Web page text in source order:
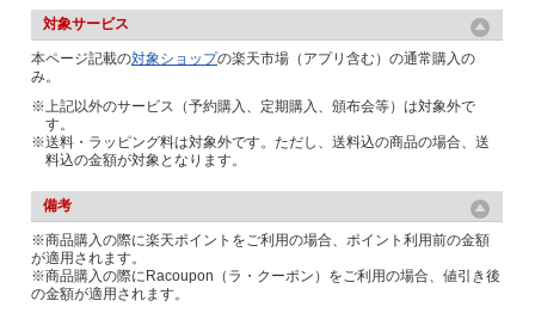
対象サービス
本ページ記載の対象ショップの楽天市場（アプリ含む）の通常購入の
み。
※上記以外のサービス（予約購入、定期購入、頒布会等）は対象外で
す。
※送料・ラッピング料は対象外です。ただし、送料込の商品の場合、送
料込の金額が対象となります。
備考
※商品購入の際に楽天ポイントをご利用の場合、ポイント利用前の金額
が適用されます。
※商品購入の際にRacoupon（ラ・クーポン）をご利用の場合、値引き後
の金額が適用されます。